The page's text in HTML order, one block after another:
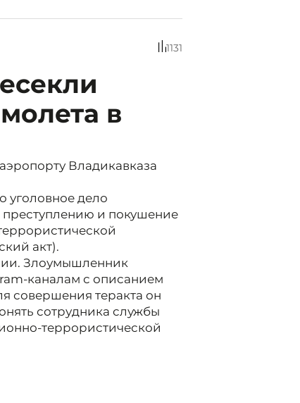
1131
в
Владикавказа
уголовное дело
преступлению и покушение
акт).
Злоумышленник
каналам с описанием
совершения теракта он
сотрудника службы
террористической